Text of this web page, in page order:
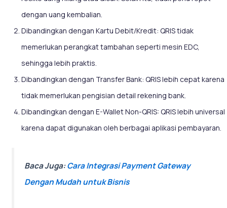
dengan uang kembalian.
Dibandingkan dengan Kartu Debit/Kredit: QRIS tidak
memerlukan perangkat tambahan seperti mesin EDC,
sehingga lebih praktis.
Dibandingkan dengan Transfer Bank: QRIS lebih cepat karena
tidak memerlukan pengisian detail rekening bank.
Dibandingkan dengan E-Wallet Non-QRIS: QRIS lebih universal
karena dapat digunakan oleh berbagai aplikasi pembayaran.
Baca Juga:Cara Integrasi Payment Gateway
Dengan Mudah untuk Bisnis